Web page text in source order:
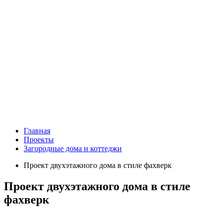
Главная
Проекты
Загородные дома и коттеджи
Проект двухэтажного дома в стиле фахверк
Проект двухэтажного дома в стиле
фахверк